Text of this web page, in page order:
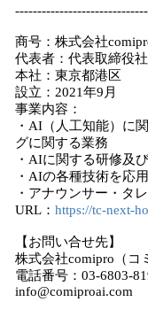
商号：株式会社
代表者：代表取締役
本社：東京都港区
設立：2021年9月
事業内容：
・AI（人工知能）に
グに関する業務
・AIに関する研修及
・AIの各種技術を応
・アナウンサー・タ
URL： https://tc-next-
【お問い合せ先】
株式会社comipro（
電話番号：03-6803-
info@comiproai.com